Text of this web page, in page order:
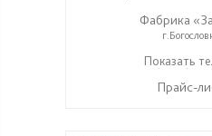
Фабрика
+7 (8412)
Показать
Прайс-